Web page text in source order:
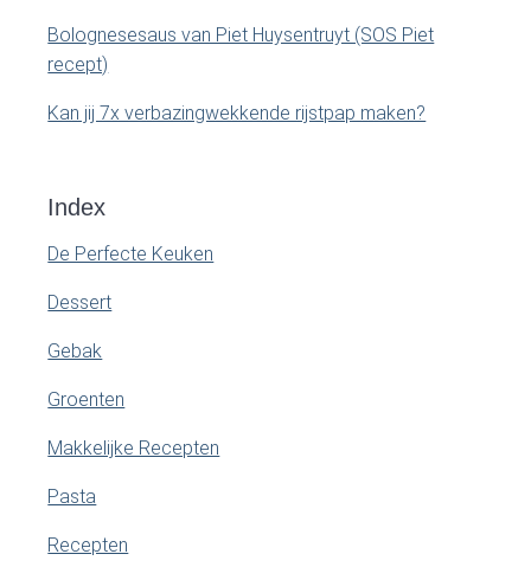
Bolognesesaus van Piet Huysentruyt (SOS Piet
recept)
Kan jij 7x verbazingwekkende rijstpap maken?
Index
De Perfecte Keuken
Dessert
Gebak
Groenten
Makkelijke Recepten
Pasta
Recepten